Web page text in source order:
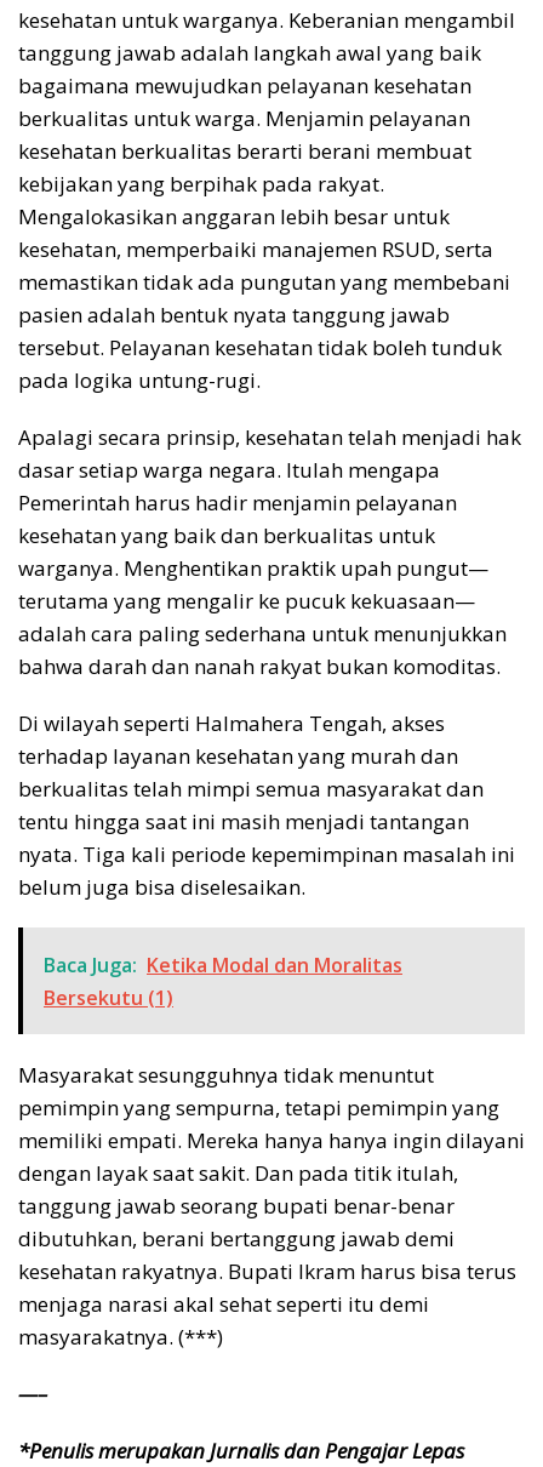
kesehatan untuk warganya. Keberanian mengambil
tanggung jawab adalah langkah awal yang baik
bagaimana mewujudkan pelayanan kesehatan
berkualitas untuk warga. Menjamin pelayanan
kesehatan berkualitas berarti berani membuat
kebijakan yang berpihak pada rakyat.
Mengalokasikan anggaran lebih besar untuk
kesehatan, memperbaiki manajemen RSUD, serta
memastikan tidak ada pungutan yang membebani
pasien adalah bentuk nyata tanggung jawab
tersebut. Pelayanan kesehatan tidak boleh tunduk
pada logika untung-rugi.
Apalagi secara prinsip, kesehatan telah menjadi hak
dasar setiap warga negara. Itulah mengapa
Pemerintah harus hadir menjamin pelayanan
kesehatan yang baik dan berkualitas untuk
warganya. Menghentikan praktik upah pungut—
terutama yang mengalir ke pucuk kekuasaan—
adalah cara paling sederhana untuk menunjukkan
bahwa darah dan nanah rakyat bukan komoditas.
Di wilayah seperti Halmahera Tengah, akses
terhadap layanan kesehatan yang murah dan
berkualitas telah mimpi semua masyarakat dan
tentu hingga saat ini masih menjadi tantangan
nyata. Tiga kali periode kepemimpinan masalah ini
belum juga bisa diselesaikan.
Baca Juga: Ketika Modal dan Moralitas
Bersekutu (1)
Masyarakat sesungguhnya tidak menuntut
pemimpin yang sempurna, tetapi pemimpin yang
memiliki empati. Mereka hanya hanya ingin dilayani
dengan layak saat sakit. Dan pada titik itulah,
tanggung jawab seorang bupati benar-benar
dibutuhkan, berani bertanggung jawab demi
kesehatan rakyatnya. Bupati Ikram harus bisa terus
menjaga narasi akal sehat seperti itu demi
masyarakatnya. (***)
—–
*Penulis merupakan Jurnalis dan Pengajar Lepas